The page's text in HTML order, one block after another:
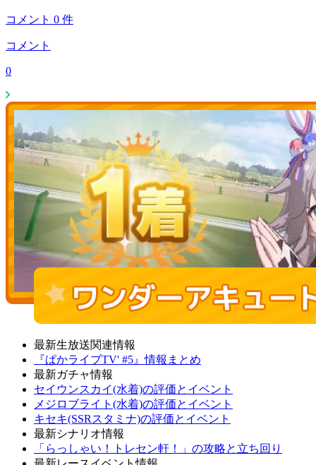
コメント 0 件
コメント
0
最新生放送関連情報
『ぱかライブTV' #5』情報まとめ
最新ガチャ情報
セイウンスカイ(水着)の評価とイベント
メジロブライト(水着)の評価とイベント
キセキ(SSRスタミナ)の評価とイベント
最新シナリオ情報
「らっしゃい！トレセン軒！」の攻略と立ち回り